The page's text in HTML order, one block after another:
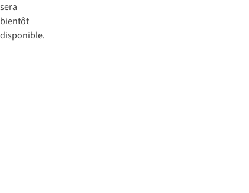
sera
bientôt
disponible.